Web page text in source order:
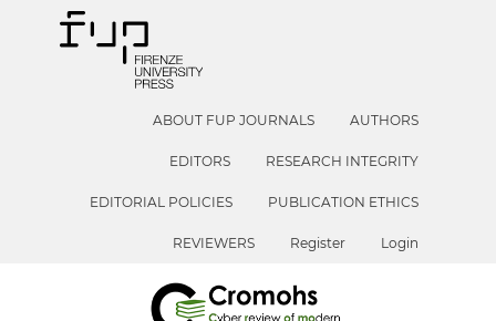
ABOUT FUP JOURNALS AUTHORS
EDITORS RESEARCH INTEGRITY
EDITORIAL POLICIES PUBLICATION ETHICS
REVIEWERS Register Login